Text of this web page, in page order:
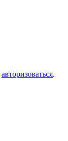
авторизоваться.